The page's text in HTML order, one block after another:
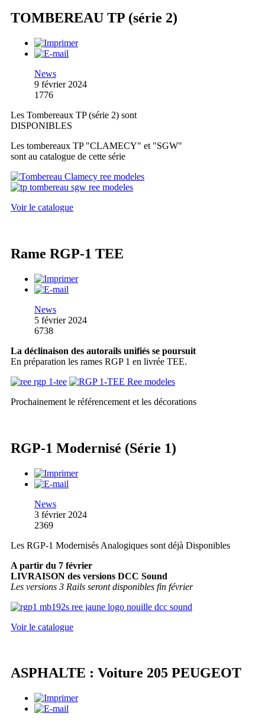
TOMBEREAU TP (série 2)
News
9 février 2024
1776
Les Tombereaux TP (série 2) sont
DISPONIBLES
Les tombereaux TP "CLAMECY" et "SGW"
sont au catalogue de cette série
Voir le catalogue
Rame RGP-1 TEE
News
5 février 2024
6738
La déclinaison des autorails unifiés se poursuit
En préparation les rames RGP 1 en livrée TEE.
Prochainement le référencement et les décorations
RGP-1 Modernisé (Série 1)
News
3 février 2024
2369
Les RGP-1 Modernisés Analogiques sont déjà Disponibles
A partir du 7 février
LIVRAISON des versions DCC Sound
Les versions 3 Rails seront disponibles fin février
Voir le catalogue
ASPHALTE : Voiture 205 PEUGEOT